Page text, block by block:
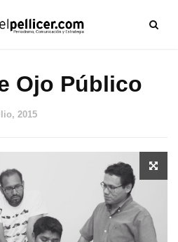
Ojo Público
2015